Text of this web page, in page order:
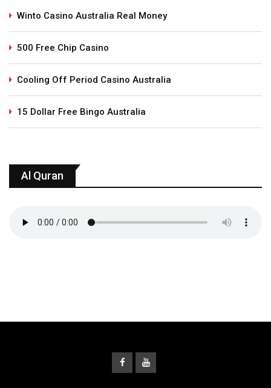
Winto Casino Australia Real Money
500 Free Chip Casino
Cooling Off Period Casino Australia
15 Dollar Free Bingo Australia
Al Quran